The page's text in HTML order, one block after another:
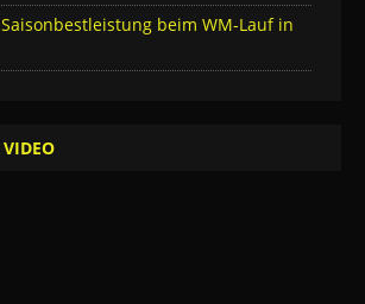
beim WM-Lauf in